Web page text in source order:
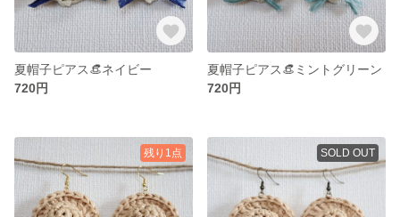
夏帽子ピアス👒ネイビー
720円
夏帽子ピアス👒ミントグリーン
720円
残り1点 SOLD OUT